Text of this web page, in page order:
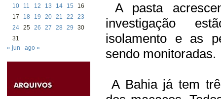
10
11 12 13 14 15
16
17
18 19 20 21 22
23
24 25 26 27 28 29
30
31
« jun
ago »
A pasta
investigação
isolamento e as
sendo monitoradas.
A Bahia já tem